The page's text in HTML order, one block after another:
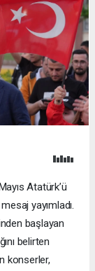
Atatürk’ü
yayımladı.
başlayan
belirten
konserler,